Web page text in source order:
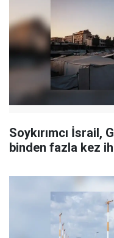
Soykırımcı İsrail,
binden fazla kez